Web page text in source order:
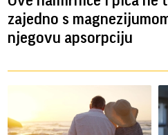
zajedno s
njegovu apsorpciju